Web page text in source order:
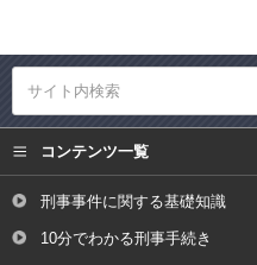
コンテンツ一覧
刑事事件に関する基礎知識
10分でわかる刑事手続き